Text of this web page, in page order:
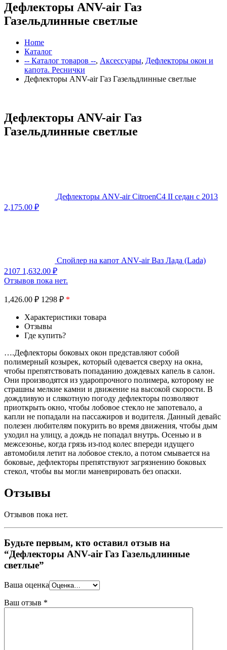
Дефлекторы ANV-air Газ
Газельдлинные светлые
Home
Каталог
-- Каталог товаров --, Аксессуары, Дефлекторы окон и
капота. Реснички
Дефлекторы ANV-air Газ Газельдлинные светлые
Дефлекторы ANV-air Газ
Газельдлинные светлые
Дефлекторы ANV-air CitroenC4 II седан с 2013
2,175.00 ₽
Спойлер на капот ANV-air Ваз Лада (Lada)
2107 1,632.00 ₽
Отзывов пока нет.
1,426.00 ₽ 1298 ₽ *
Характеристики товара
Отзывы
Где купить?
….Дефлекторы боковых окон представляют собой
полимерный козырек, который одевается сверху на окна,
чтобы препятствовать попаданию дождевых капель в салон.
Они производятся из ударопрочного полимера, которому не
страшны мелкие камни и движение на высокой скорости. В
дождливую и слякотную погоду дефлекторы позволяют
приоткрыть окно, чтобы лобовое стекло не запотевало, а
капли не попадали на пассажиров и водителя. Данный девайс
полезен любителям покурить во время движения, чтобы дым
уходил на улицу, а дождь не попадал внутрь. Осенью и в
межсезонье, когда грязь из-под колес впереди идущего
автомобиля летит на лобовое стекло, а потом смывается на
боковые, дефлекторы препятствуют загрязнению боковых
стекол, чтобы вы могли маневрировать без опаски.
Отзывы
Отзывов пока нет.
Будьте первым, кто оставил отзыв на
“Дефлекторы ANV-air Газ Газельдлинные
светлые”
Ваша оценка
Ваш отзыв *